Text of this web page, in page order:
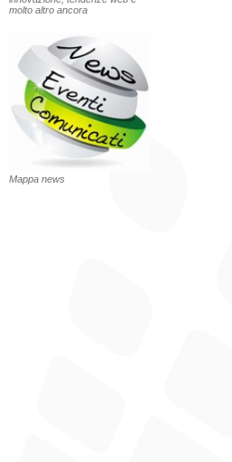
molto altro ancora
Mappa news